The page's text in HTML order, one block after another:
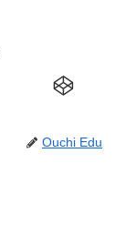
Ouchi Edu